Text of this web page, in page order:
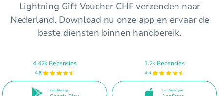
Lightning Gift Voucher CHF verzenden naar
Nederland. Download nu onze app en ervaar de
beste diensten binnen handbereik.
4.42k Recensies
4.8
Beschikbaar op
1.2k Recensies
4.4
Beschikbaar op de